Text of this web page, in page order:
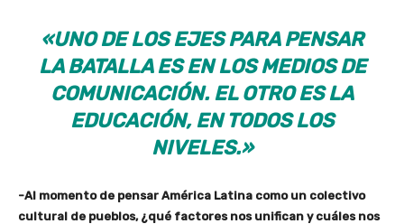
«UNO DE LOS EJES PARA PENSAR
LA BATALLA ES EN LOS MEDIOS DE
COMUNICACIÓN. EL OTRO ES LA
EDUCACIÓN, EN TODOS LOS
NIVELES.»
-Al momento de pensar América Latina como un colectivo
cultural de pueblos, ¿qué factores nos unifican y cuáles nos